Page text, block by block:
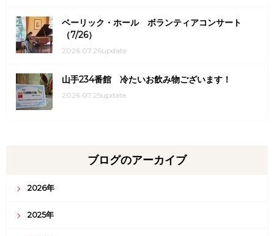
ベーリック・ホール ボランティアコンサート
（7/26）
2026.07.26update
山手234番館 冷たいお飲み物ございます！
2026.07.25update
ブログのアーカイブ
2026年
2025年